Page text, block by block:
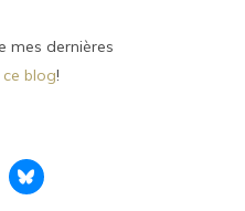
mes dernières
blog!